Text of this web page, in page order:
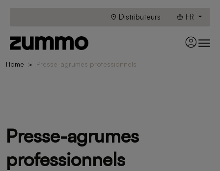
Distributeurs FR
Home Presse-agrumes professionnels
Presse-agrumes
professionnels